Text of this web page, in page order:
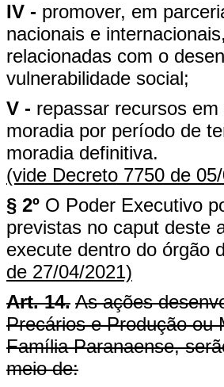
IV - promover, em
nacionais e
relacionadas com o
vulnerabilidade social;
V - repassar recursos
moradia por período de
moradia definitiva.
(vide Decreto 7750 de
§ 2º O Poder Executivo
previstas no caput deste
execute dentro do órgão
de 27/04/2021)
Art. 14. As ações
Precários e Produção ou
Família Paranaense,
meio de: